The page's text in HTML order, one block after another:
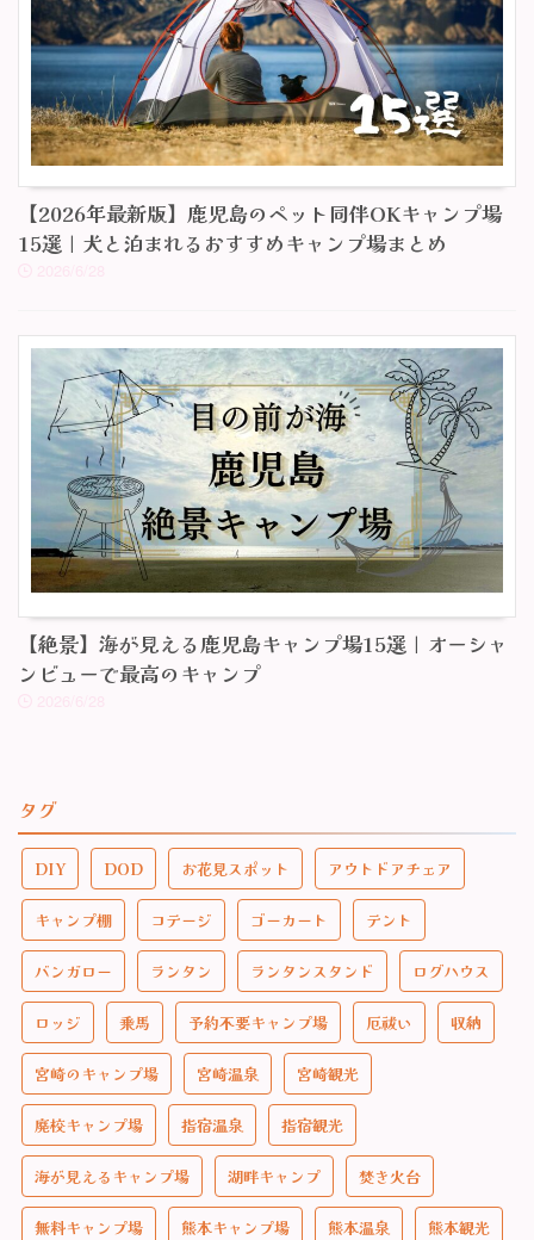
【2026年最新版】鹿児島のペット同伴OKキャンプ場
15選｜犬と泊まれるおすすめキャンプ場まとめ
【絶景】海が見える鹿児島キャンプ場15選｜オーシャ
ンビューで最高のキャンプ
タグ
DIY DOD お花見スポット アウトドアチェア
キャンプ棚 コテージ ゴーカート テント
バンガロー ランタン ランタンスタンド ログハウス
ロッジ 乗馬 予約不要キャンプ場 厄祓い 収納
宮崎のキャンプ場 宮崎温泉 宮崎観光
廃校キャンプ場 指宿温泉 指宿観光
海が見えるキャンプ場 湖畔キャンプ 焚き火台
無料キャンプ場 熊本キャンプ場 熊本温泉 熊本観光